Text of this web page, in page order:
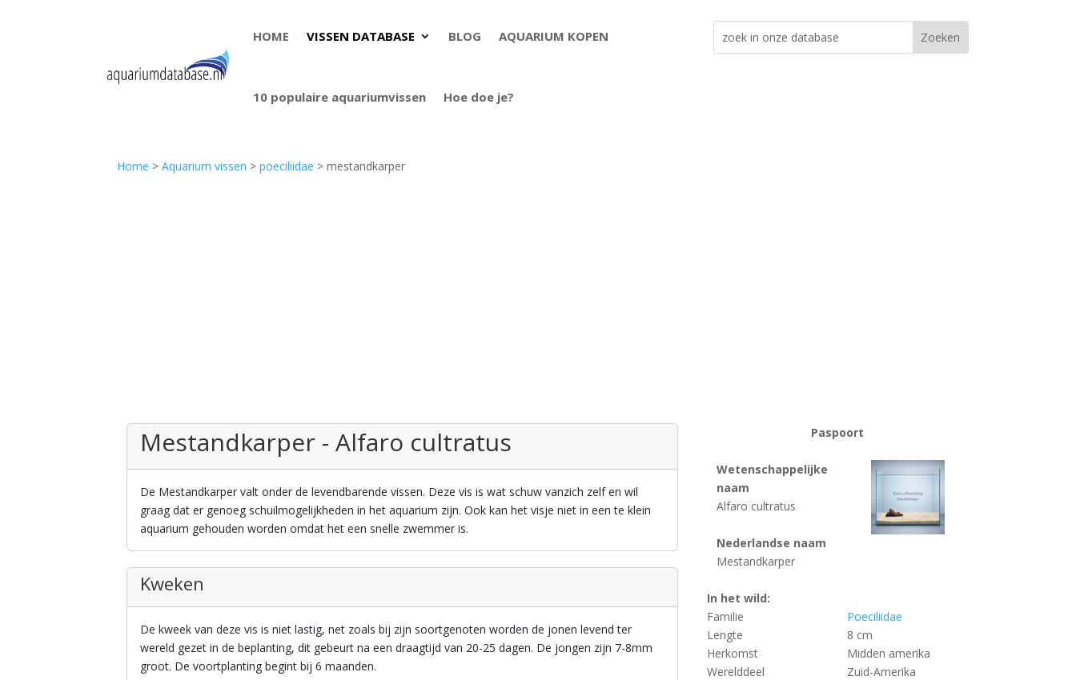
HOME VISSEN DATABASE BLOG AQUARIUM KOPEN
10 populaire aquariumvissen Hoe doe je?
Home >Aquarium vissen >poeciliidae > mestandkarper
Paspoort
Wetenschappelijke
naam
Alfaro cultratus
Nederlandse naam
Mestandkarper
In het wild:
Familie
Poeciliidae
Lengte
8 cm
Herkomst
Midden amerika
Werelddeel
Zuid-Amerika
Mestandkarper - Alfaro cultratus
De Mestandkarper valt onder de levendbarende vissen. Deze vis is wat schuw vanzich zelf en wil
graag dat er genoeg schuilmogelijkheden in het aquarium zijn. Ook kan het visje niet in een te klein
aquarium gehouden worden omdat het een snelle zwemmer is.
Kweken
De kweek van deze vis is niet lastig, net zoals bij zijn soortgenoten worden de jonen levend ter
wereld gezet in de beplanting, dit gebeurt na een draagtijd van 20-25 dagen. De jongen zijn 7-8mm
groot. De voortplanting begint bij 6 maanden.